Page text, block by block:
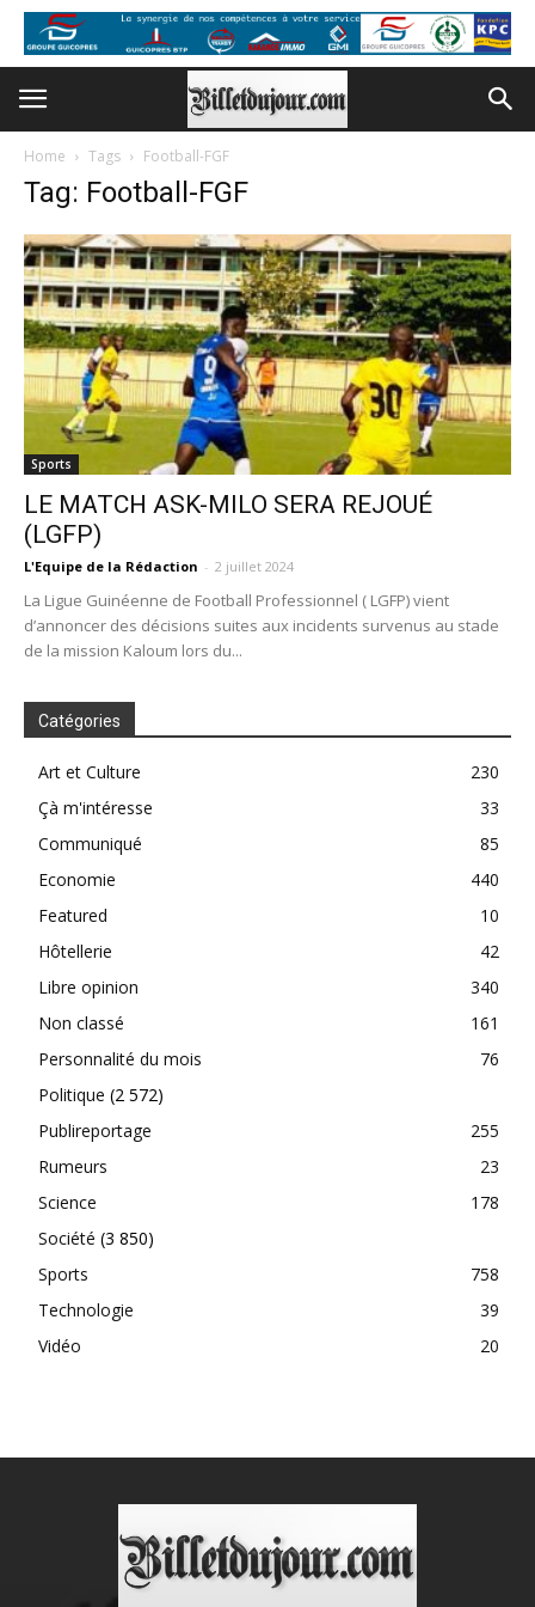
Home Tags Football-FGF
Tag: Football-FGF
Sports
LE MATCH ASK-MILO SERA REJOUÉ
(LGFP)
L'Equipe de la Rédaction - 2 juillet 2024
La Ligue Guinéenne de Football Professionnel ( LGFP) vient
d’annoncer des décisions suites aux incidents survenus au stade
de la mission Kaloum lors du...
Catégories
Art et Culture
230
Çà m'intéresse
33
Communiqué
85
Economie
440
Featured
10
Hôtellerie
42
Libre opinion
340
Non classé
161
Personnalité du mois
76
Politique (2 572)
Publireportage
255
Rumeurs
23
Science
178
Société (3 850)
Sports
758
Technologie
39
Vidéo
20